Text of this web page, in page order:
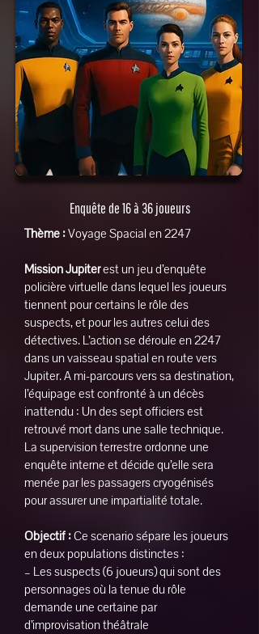
Enquête de 16 à 36 joueurs
Thème :Voyage Spacial en 2247
Mission Jupiterest un jeu d’enquête
policière virtuelle dans lequel les joueurs
tiennent pour certains le rôle des
suspects, et pour les autres celui des
détectives. L’action se déroule en 2247
dans un vaisseau spatial en route vers
Jupiter. A mi-parcours vers sa destination,
l’équipage est confronté à un décès
inattendu : Un des sept officiers est
retrouvé mort dans une salle technique.
La supervision terrestre ordonne une
enquête interne et décide qu’elle sera
menée par les passagers cryogénisés
pour assurer une impartialité totale.
Objectif :Ce scenario sépare les joueurs
en deux populations distinctes :
– Les suspects (6 joueurs) qui sont des
personnages où la tenue du rôle
demande une certaine par
d’improvisation théâtrale